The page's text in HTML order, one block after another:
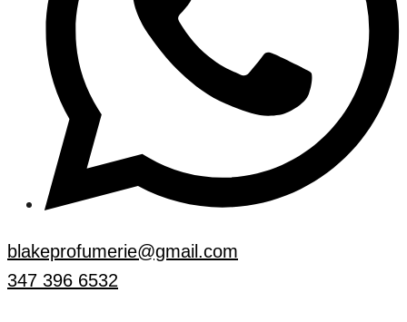
blakeprofumerie@gmail.com
347 396 6532